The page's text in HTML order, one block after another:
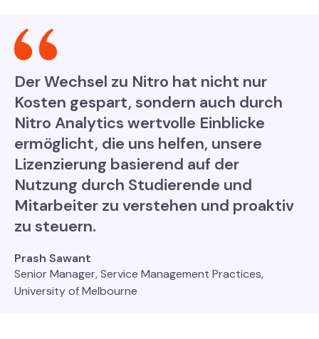
Der Wechsel zu Nitro hat nicht nur
Kosten gespart, sondern auch durch
Nitro Analytics wertvolle Einblicke
ermöglicht, die uns helfen, unsere
Lizenzierung basierend auf der
Nutzung durch Studierende und
Mitarbeiter zu verstehen und proaktiv
zu steuern.
Prash Sawant
Senior Manager, Service Management Practices,
University of Melbourne